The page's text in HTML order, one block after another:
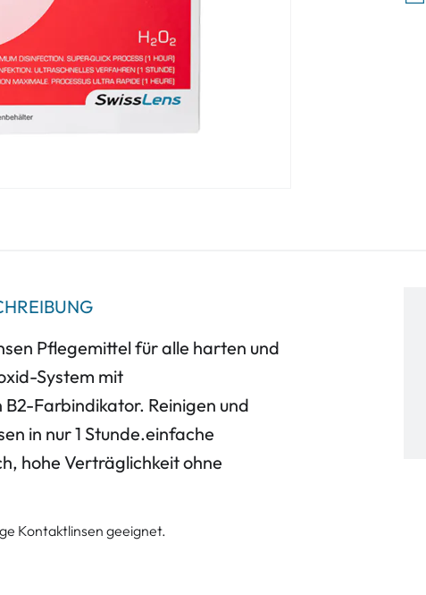
Pflegemittel für alle harten und
System mit
Farbindikator. Reinigen und
in nur 1 Stunde.einfache
hohe Verträglichkeit ohne
Kontaktlinsen geeignet.